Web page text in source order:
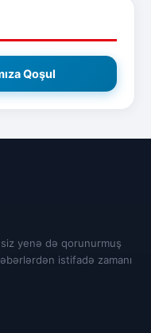
Qoşul
yenə də qorunurmuş
istifadə zamanı